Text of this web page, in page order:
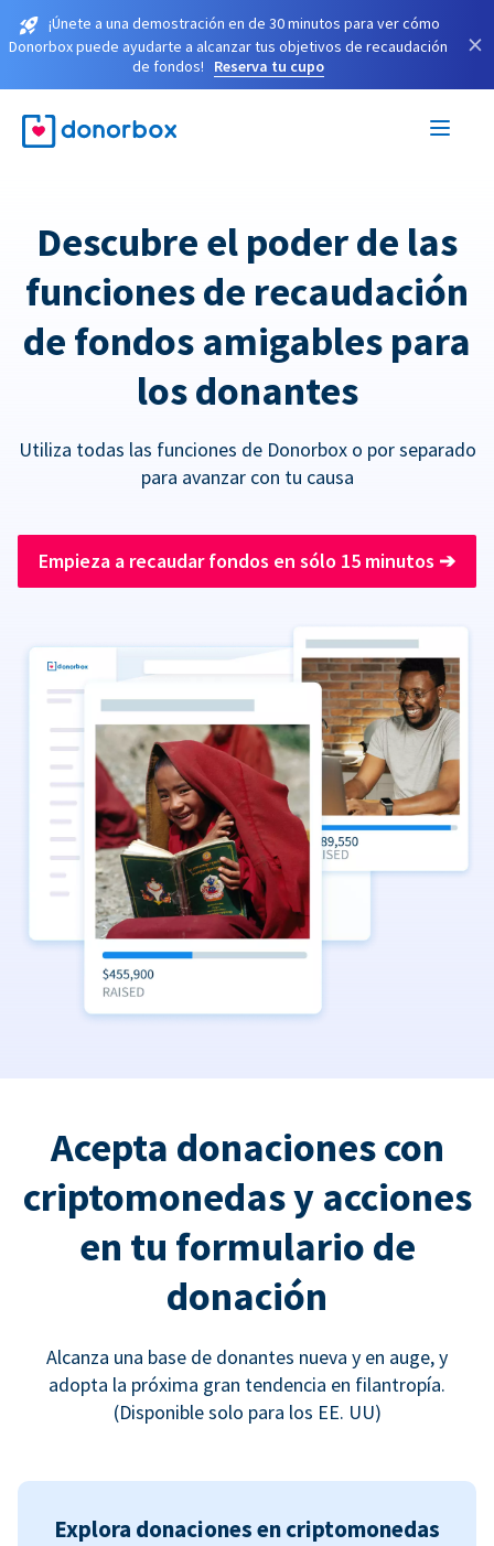
¡Únete a una demostración en de 30 minutos para ver cómo
Donorbox puede ayudarte a alcanzar tus objetivos de recaudación
de fondos!
Reserva tu cupo
×
Descubre el poder de las
funciones de recaudación
de fondos amigables para
los donantes
Utiliza todas las funciones de Donorbox o por separado
para avanzar con tu causa
Empieza a recaudar fondos en sólo 15 minutos ➔
Acepta donaciones con
criptomonedas y acciones
en tu formulario de
donación
Alcanza una base de donantes nueva y en auge, y
adopta la próxima gran tendencia en filantropía.
(Disponible solo para los EE. UU)
Explora donaciones en criptomonedas